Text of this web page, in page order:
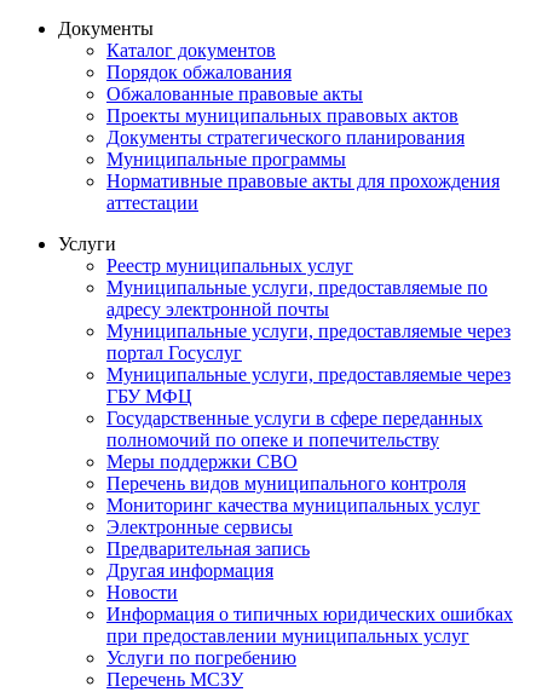
Документы
Каталог документов
Порядок обжалования
Обжалованные правовые акты
Проекты муниципальных правовых актов
Документы стратегического планирования
Муниципальные программы
Нормативные правовые акты для прохождения
аттестации
Услуги
Реестр муниципальных услуг
Муниципальные услуги, предоставляемые по
адресу электронной почты
Муниципальные услуги, предоставляемые через
портал Госуслуг
Муниципальные услуги, предоставляемые через
ГБУ МФЦ
Государственные услуги в сфере переданных
полномочий по опеке и попечительству
Меры поддержки СВО
Перечень видов муниципального контроля
Мониторинг качества муниципальных услуг
Электронные сервисы
Предварительная запись
Другая информация
Новости
Информация о типичных юридических ошибках
при предоставлении муниципальных услуг
Услуги по погребению
Перечень МСЗУ